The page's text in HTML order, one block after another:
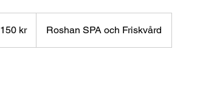
kr Roshan SPA och Friskvård